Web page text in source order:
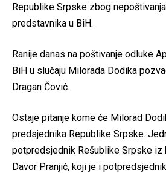
Republike Srpske zbog
predstavnika u BiH.
Ranije danas na poštivanje odluke
BiH u slučaju Milorada Dodika
Dragan Čović.
Ostaje pitanje kome će Milorad
predsjednika Republike Srpske.
potpredsjednik Rešublike Srpske iz
Davor Pranjić, koji je i